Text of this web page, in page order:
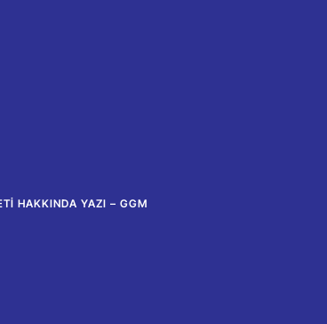
HAKKINDA YAZI – GGM